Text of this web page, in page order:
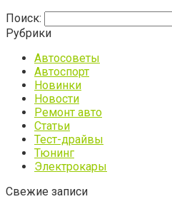
Поиск:
Рубрики
Автосоветы
Автоспорт
Новинки
Новости
Ремонт авто
Статьи
Тест-драйвы
Тюнинг
Электрокары
Свежие записи